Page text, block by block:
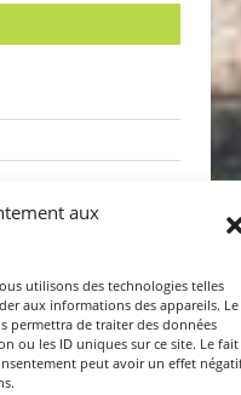
aux
utilisons des technologies telles
aux informations des appareils. Le
permettra de traiter des données
ou les ID uniques sur ce site. Le fait
peut avoir un effet